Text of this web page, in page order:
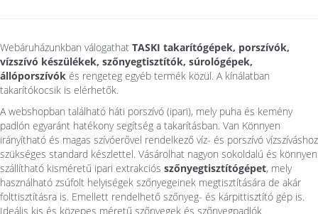
Webáruházunkban válogathat TASKI takarítógépek, porszívók,
vízszívó készülékek, szőnyegtisztítók, súrológépek,
állóporszívók és rengeteg egyéb termék közül. A kínálatban
takarítókocsik is elérhetők.
A webshopban található háti porszívó (ipari), mely puha és kemény
padlón egyaránt hatékony segítség a takarításban. Van Könnyen
irányítható és magas szívóerővel rendelkező víz- és porszívó vízszíváshoz
szükséges standard készlettel. Vásárolhat nagyon sokoldalú és könnyen
szállítható kisméretű ipari extrakciós szőnyegtisztítógépet, mely
használható zsúfolt helyiségek szőnyegeinek megtisztítására de akár
folttisztításra is. Emellett rendelhető szőnyeg- és kárpittisztító gép is.
Ideális kis és közepes méretű szőnyegek és szőnyegpadlók